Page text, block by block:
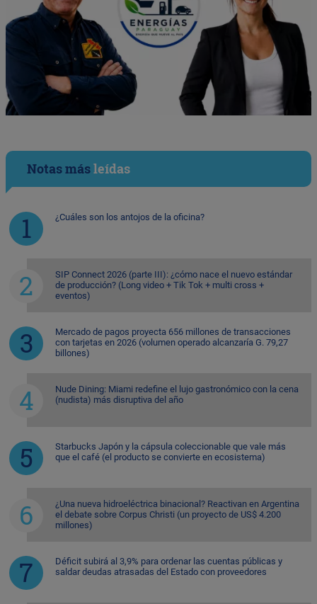
Notas másleídas
¿Cuáles son los antojos de la oficina?
SIP Connect 2026 (parte III): ¿cómo nace el nuevo estándar
de producción? (Long video + Tik Tok + multi cross +
eventos)
Mercado de pagos proyecta 656 millones de transacciones
con tarjetas en 2026 (volumen operado alcanzaría G. 79,27
billones)
Nude Dining: Miami redefine el lujo gastronómico con la cena
(nudista) más disruptiva del año
Starbucks Japón y la cápsula coleccionable que vale más
que el café (el producto se convierte en ecosistema)
¿Una nueva hidroeléctrica binacional? Reactivan en Argentina
el debate sobre Corpus Christi (un proyecto de US$ 4.200
millones)
Déficit subirá al 3,9% para ordenar las cuentas públicas y
saldar deudas atrasadas del Estado con proveedores